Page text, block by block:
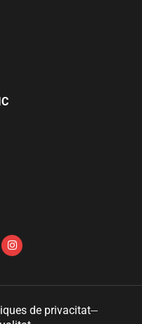
I
n
s
a
de privacitat